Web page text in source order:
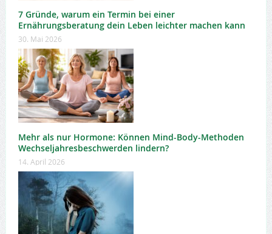
7 Gründe, warum ein Termin bei einer
Ernährungsberatung dein Leben leichter machen kann
30. Mai 2026
Mehr als nur Hormone: Können Mind-Body-Methoden
Wechseljahresbeschwerden lindern?
14. April 2026